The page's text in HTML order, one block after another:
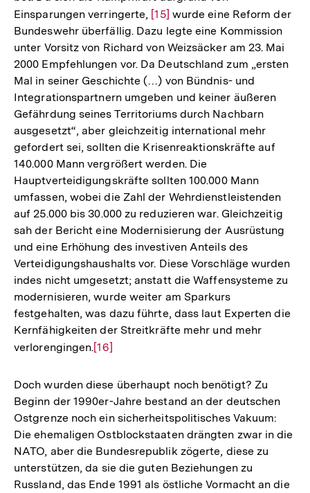
Einsparungen verringerte, Zur
Auflösung
der
Fußnote
[15] wurde eine Reform der
Bundeswehr überfällig. Dazu legte eine Kommission
unter Vorsitz von Richard von Weizsäcker am 23. Mai
2000 Empfehlungen vor. Da Deutschland zum „ersten
Mal in seiner Geschichte (…) von Bündnis- und
Integrationspartnern umgeben und keiner äußeren
Gefährdung seines Territoriums durch Nachbarn
ausgesetzt“, aber gleichzeitig international mehr
gefordert sei, sollten die Krisenreaktionskräfte auf
140.000 Mann vergrößert werden. Die
Hauptverteidigungskräfte sollten 100.000 Mann
umfassen, wobei die Zahl der Wehrdienstleistenden
auf 25.000 bis 30.000 zu reduzieren war. Gleichzeitig
sah der Bericht eine Modernisierung der Ausrüstung
und eine Erhöhung des investiven Anteils des
Verteidigungshaushalts vor. Diese Vorschläge wurden
indes nicht umgesetzt; anstatt die Waffensysteme zu
modernisieren, wurde weiter am Sparkurs
festgehalten, was dazu führte, dass laut Experten die
Kernfähigkeiten der Streitkräfte mehr und mehr
verlorengingen.Zur
der
Fußnote
[16]
Doch wurden diese überhaupt noch benötigt? Zu
Beginn der 1990er-Jahre bestand an der deutschen
Ostgrenze noch ein sicherheitspolitisches Vakuum:
Die ehemaligen Ostblockstaaten drängten zwar in die
NATO, aber die Bundesrepublik zögerte, diese zu
unterstützen, da sie die guten Beziehungen zu
Russland, das Ende 1991 als östliche Vormacht an die